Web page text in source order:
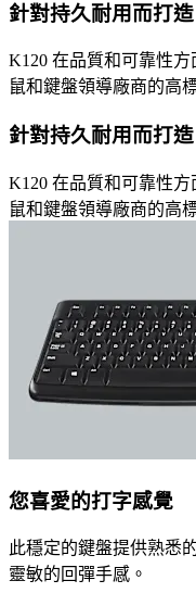
針對持久耐用而打造
K120 在品質和可靠性
鼠和鍵盤領導廠商的高
針對持久耐用而打造
K120 在品質和可靠性
鼠和鍵盤領導廠商的高
您喜愛的打字感覺
此穩定的鍵盤提供熟悉
靈敏的回彈手感。